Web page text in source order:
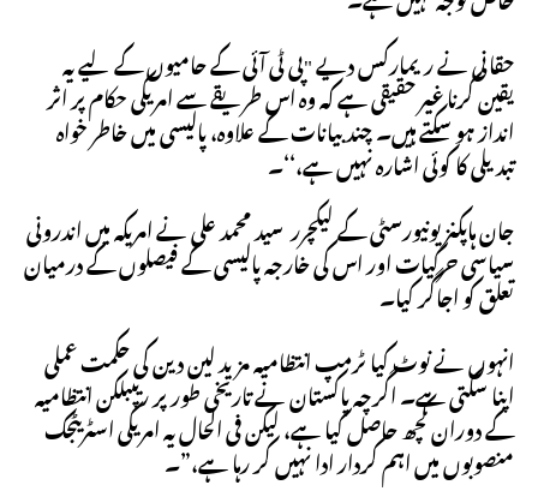
حقانی نے ریمارکس دیے "پی ٹی آئی کے حامیوں کے لیے یہ
یقین کرنا غیر حقیقی ہے کہ وہ اس طریقے سے امریکی حکام پر اثر
انداز ہو سکتے ہیں۔ چند بیانات کے علاوہ، پالیسی میں خاطر خواہ
تبدیلی کا کوئی اشارہ نہیں ہے،‘‘۔
جان ہاپکنز یونیورسٹی کے لیکچرر سید محمد علی نے امریکہ میں اندرونی
سیاسی حرکیات اور اس کی خارجہ پالیسی کے فیصلوں کے درمیان
تعلق کو اجاگر کیا۔
انہوں نے نوٹ کیا ٹرمپ انتظامیہ مزید لین دین کی حکمت عملی
اپنا سکتی ہے۔ اگرچہ پاکستان نے تاریخی طور پر ریپبلکن انتظامیہ
کے دوران کچھ حاصل کیا ہے، لیکن فی الحال یہ امریکی اسٹریٹجک
منصوبوں میں اہم کردار ادا نہیں کر رہا ہے،”۔